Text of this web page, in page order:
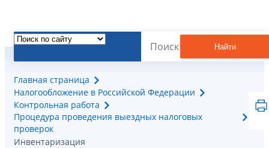
Найти
Главная страница
Налогообложение в Российской Федерации
Контрольная работа
Процедура проведения выездных налоговых
проверок
Инвентаризация